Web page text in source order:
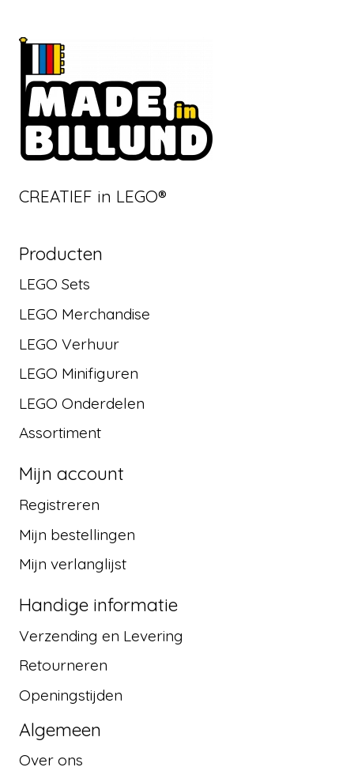
CREATIEF in LEGO®
Producten
LEGO Sets
LEGO Merchandise
LEGO Verhuur
LEGO Minifiguren
LEGO Onderdelen
Assortiment
Mijn account
Registreren
Mijn bestellingen
Mijn verlanglijst
Handige informatie
Verzending en Levering
Retourneren
Openingstijden
Algemeen
Over ons